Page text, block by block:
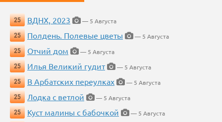
25 ВДНХ, 2023
— 5 Августа
25
Полдень. Полевые цветы
— 5 Августа
25
Отчий дом
— 5 Августа
25
Илья Великий гудит
— 5 Августа
25
В Арбатских переулках
— 5 Августа
25
Лодка с ветлой
— 5 Августа
25
Куст малины с бабочкой
— 5 Августа